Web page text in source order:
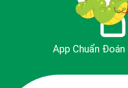
App Chuẩn Đoán